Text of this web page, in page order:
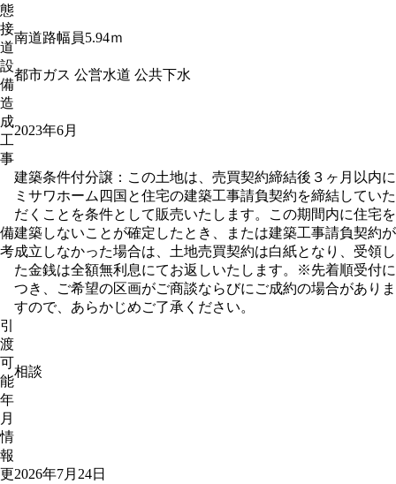
態
接
道
南道路幅員5.94ｍ
設
備
都市ガス 公営水道 公共下水
造
成
工
事
2023年6月
備
考
建築条件付分譲：この土地は、売買契約締結後３ヶ月以内に
ミサワホーム四国と住宅の建築工事請負契約を締結していた
だくことを条件として販売いたします。この期間内に住宅を
建築しないことが確定したとき、または建築工事請負契約が
成立しなかった場合は、土地売買契約は白紙となり、受領し
た金銭は全額無利息にてお返しいたします。※先着順受付に
つき、ご希望の区画がご商談ならびにご成約の場合がありま
すので、あらかじめご了承ください。
引
渡
可
能
年
月
相談
情
報
更2026年7月24日